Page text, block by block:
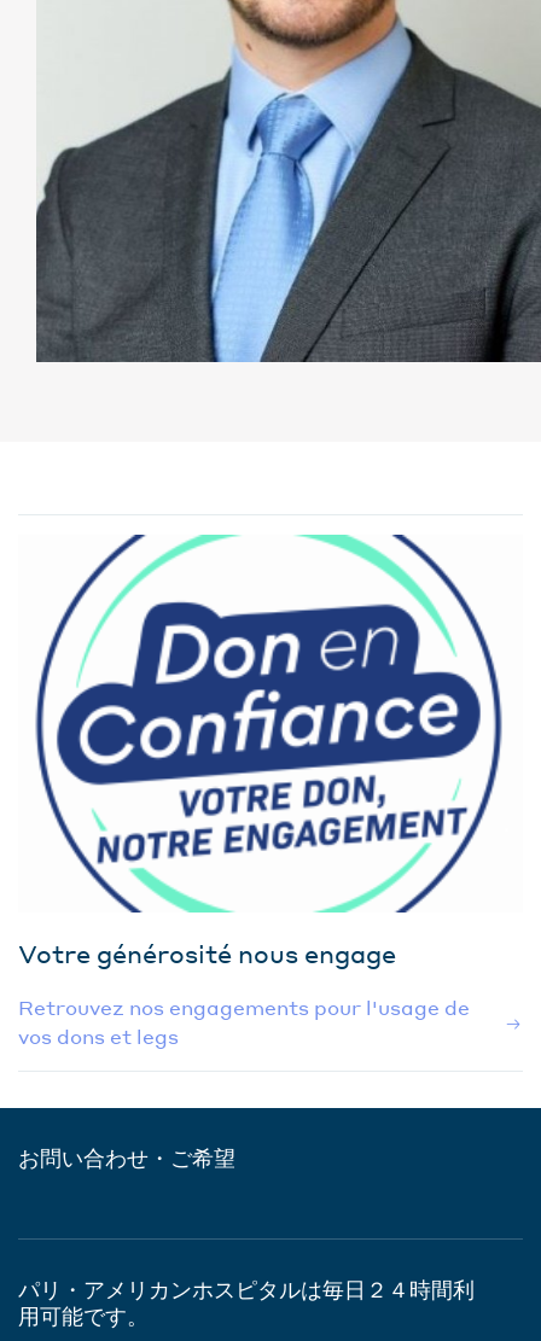
Votre générosité nous engage
Retrouvez nos engagements pour l'usage de
vos dons et legs
お問い合わせ・ご希望
パリ・アメリカンホスピタルは毎日２４時間利
用可能です。